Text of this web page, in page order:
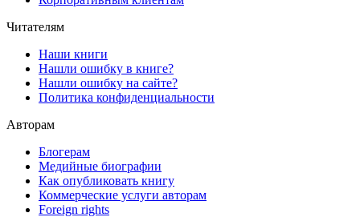
Читателям
Наши книги
Нашли ошибку в книге?
Нашли ошибку на сайте?
Политика конфиденциальности
Авторам
Блогерам
Медийные биографии
Как опубликовать книгу
Коммерческие услуги авторам
Foreign rights